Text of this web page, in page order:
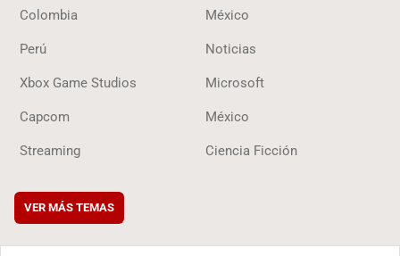
Colombia México
Perú Noticias
Xbox Game Studios Microsoft
Capcom México
Streaming Ciencia Ficción
VER MÁS TEMAS